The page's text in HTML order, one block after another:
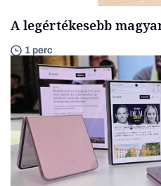
A legértékesebb
1 perc